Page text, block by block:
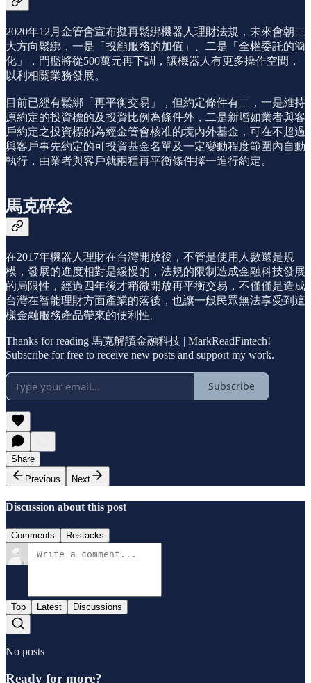
2020年12月金管會宣布擬再鬆綁機器人理財法規，未來會朝二
大方向鬆綁，一是「投顧服務的加值」、二是「全權委託的簡
化」，門檻將從500萬元再下調，讓機器人有更多操作空間，
以利相關業務發展。
目前已經有鬆綁「再平衡交易」，但約定條件有二，一是維持
原約定的投資標的及投資比例為條件外，二是新增如業者與客
戶約定之投資標的為經金管會核准的境內外基金，可在不超過
與客戶事先約定的可投資基金名單及一定變動程度範圍內自動
執行，由業者與客戶就兩種再平衡條件擇一進行約定。
馬克碎念
在2017年機器人理財在台灣開放後，不管是使用人數還是規
模，發展的進度相對是緩慢的，法規的限制造成金融科技發展
的局限性，經過四年後才稍微開放再平衡交易，不僅僅是造成
台灣在智能理財方面產業的落後，也讓一般民眾無法享受到這
樣金融服務產品帶來的便利性。
Thanks for reading 馬克解讀金融科技 | MarkReadFintech!
Subscribe for free to receive new posts and support my work.
Subscribe
Share
Previous
Next
Discussion about this post
Comments Restacks
Top Latest Discussions
No posts
Ready for more?